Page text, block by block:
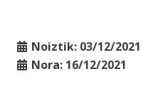
Noiztik: 03/12/2021
Nora: 16/12/2021